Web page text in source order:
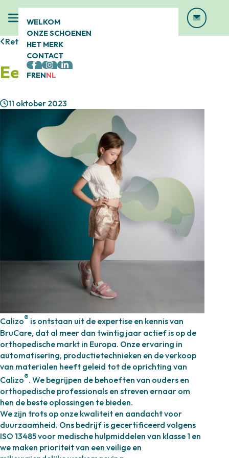
WELKOM
ONZE SCHOENEN
HET MERK
CONTACT
FRENNL
Retour
Een rijke ervaring
11 oktober 2023
Calizo® is ontstaan uit de expertise en kennis van
BruCare, dat al meer dan twintig jaar actief is op de
orthopedische markt in Europa. Onze ervaring in
automatisering, productietechnieken en de verkoop
van materialen heeft geleid tot de oprichting van
Calizo®. We begrijpen de behoeften van ouders en
orthopedische professionals en streven ernaar om
hen de beste oplossingen te bieden.
We zijn trots op onze kwaliteit en aandacht voor
duurzaamheid. Ons bedrijf is gecertificeerd volgens
ISO 13485 voor medische hulpmiddelen van klasse 1 en
we maken prioriteit van een veilige en